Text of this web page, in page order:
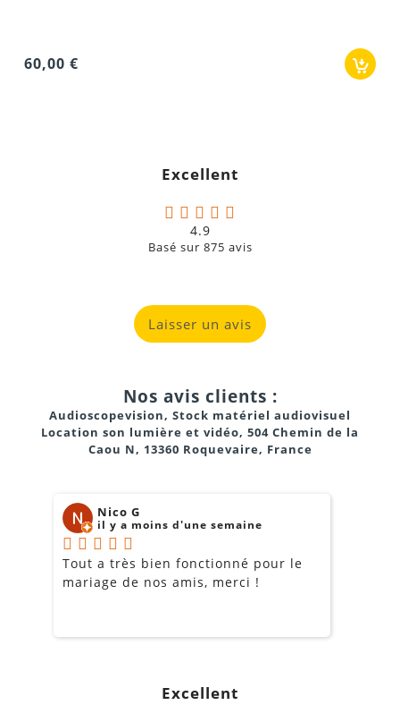
Excellent
4.9
Basé sur 875 avis
Laisser un avis
Nos avis clients :
Audioscopevision, Stock matériel audiovisuel
Location son lumière et vidéo, 504 Chemin de la
Caou N, 13360 Roquevaire, France
Nico G
il y a moins d'une semaine
Tout a très bien fonctionné pour le
mariage de nos amis, merci !
Excellent